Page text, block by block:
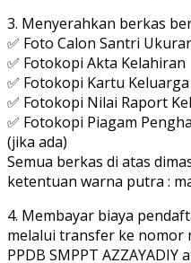
3. Menyerahkan berkas
✅ Foto Calon Santri
✅ Fotokopi Akta Kelahiran
✅ Fotokopi Kartu Keluarga
✅ Fotokopi Nilai Raport
✅ Fotokopi Piagam
(jika ada)
Semua berkas di atas
ketentuan warna putra :
4. Membayar biaya
melalui transfer ke nomor
PPDB SMPPT